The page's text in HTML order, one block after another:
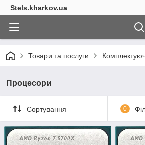
Stels.kharkov.ua
Товари та послуги
Процесори
Сортування 0